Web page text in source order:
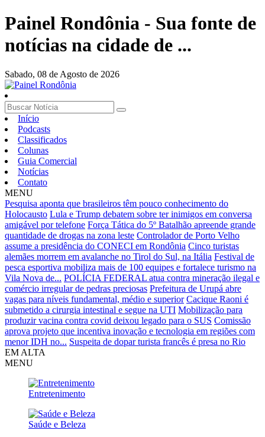
Painel Rondônia - Sua fonte de
notícias na cidade de ...
Sabado, 08 de Agosto de 2026
Início
Podcasts
Classificados
Colunas
Guia Comercial
Notícias
Contato
MENU
Pesquisa aponta que brasileiros têm pouco conhecimento do
Holocausto Lula e Trump debatem sobre ter inimigos em conversa
amigável por telefone Força Tática do 5º Batalhão apreende grande
quantidade de drogas na zona leste Controlador de Porto Velho
assume a presidência do CONECI em Rondônia Cinco turistas
alemães morrem em avalanche no Tirol do Sul, na Itália Festival de
pesca esportiva mobiliza mais de 100 equipes e fortalece turismo na
Vila Nova de... POLÍCIA FEDERAL atua contra mineração ilegal e
comércio irregular de pedras preciosas Prefeitura de Urupá abre
vagas para níveis fundamental, médio e superior Cacique Raoni é
submetido a cirurgia intestinal e segue na UTI Mobilização para
produzir vacina contra covid deixou legado para o SUS Comissão
aprova projeto que incentiva inovação e tecnologia em regiões com
menor IDH no... Suspeita de dopar turista francês é presa no Rio
EM ALTA
MENU
Entretenimento
Saúde e Beleza